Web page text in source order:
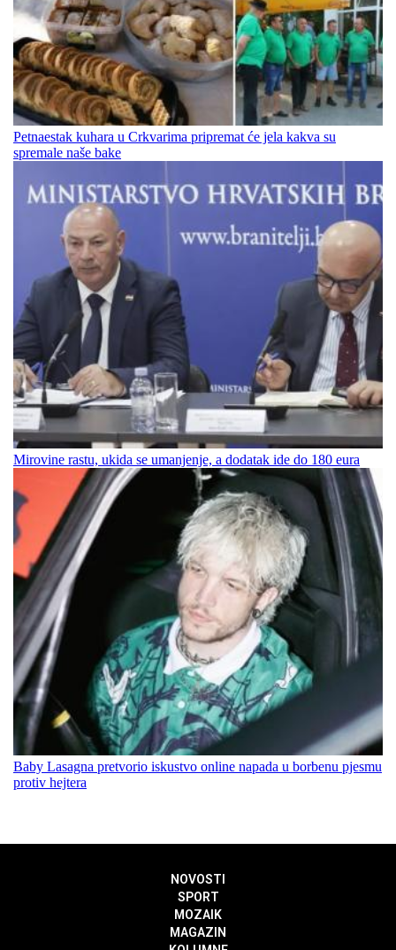
Petnaestak kuhara u Crkvarima pripremat će jela kakva su
spremale naše bake
Mirovine rastu, ukida se umanjenje, a dodatak ide do 180 eura
Baby Lasagna pretvorio iskustvo online napada u borbenu pjesmu
protiv hejtera
NOVOSTI
SPORT
MOZAIK
MAGAZIN